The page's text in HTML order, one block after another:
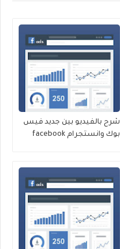
شرح بالفيديو بين جديد فيس
بوك وانستجرام facebook